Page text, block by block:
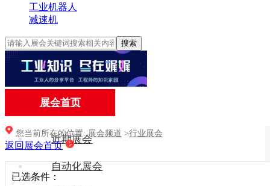
工业机器人
减速机
搜索
展会首页
近期展会
自动化展会
您当前所在的位置: 展会频道 >行业展会
返回展会首页
已选条件：